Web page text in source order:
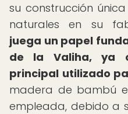
su construcción
naturales en su
juega un papel
de la Valiha, ya
principal utilizado
madera de bambú
empleada, debido a